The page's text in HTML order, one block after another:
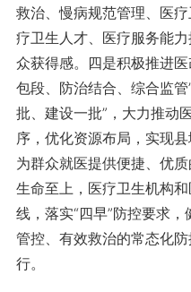
救治、慢病规范管理、医
疗卫生人才、医疗服务能
众获得感。四是积极推进
包段、防治结合、综合监
批、建设一批”，大力推动
序，优化资源布局，实现
为群众就医提供便捷、优
生命至上，医疗卫生机构
线，落实“四早”防控要求
管控、有效救治的常态化
行。